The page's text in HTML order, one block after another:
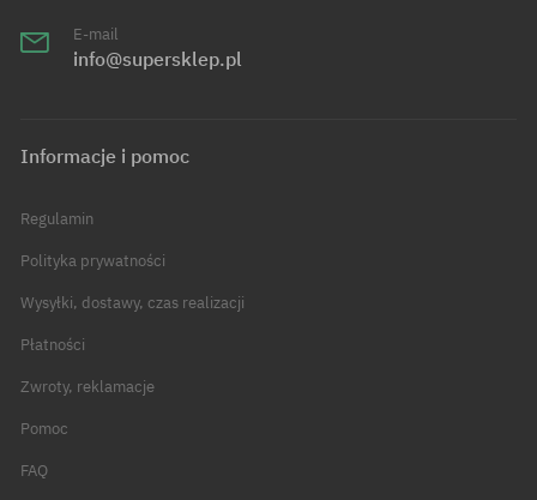
E-mail
info@supersklep.pl
Informacje i pomoc
Regulamin
Polityka prywatności
Wysyłki, dostawy, czas realizacji
Płatności
Zwroty, reklamacje
Pomoc
FAQ